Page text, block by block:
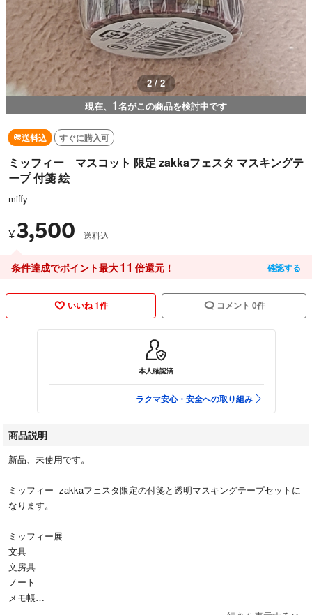
1 / 2
現在、 1名がこの商品を検討中です
送料込 すぐに購入可
ミッフィー マスコット 限定 zakkaフェスタ マスキングテ
ープ 付箋 絵
miffy
¥3,500 送料込
条件達成でポイント最大11 倍還元！ 確認する
いいね 1件 コメント 0件
本人確認済
ラクマ安心・安全への取り組み
商品説明
新品、未使用です。
ミッフィー zakkaフェスタ限定の付箋と透明マスキングテープセットに
なります。
ミッフィー展
文具
文房具
ノート
メモ帳